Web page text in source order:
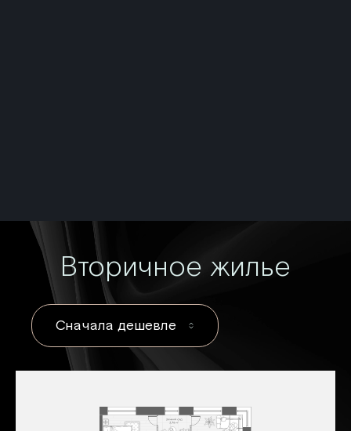
Вторичное жилье
Сначала дешевле